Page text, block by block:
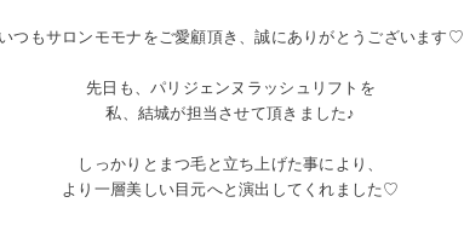
いつもサロンモモナをご愛顧頂き、誠にありがとうございます♡
先日も、パリジェンヌラッシュリフトを
私、結城が担当させて頂きました♪
しっかりとまつ毛と立ち上げた事により、
より一層美しい目元へと演出してくれました♡